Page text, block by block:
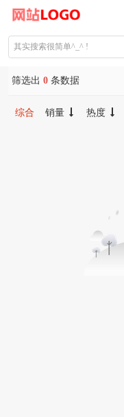
筛选出 0 条数据
综合 销量 热度